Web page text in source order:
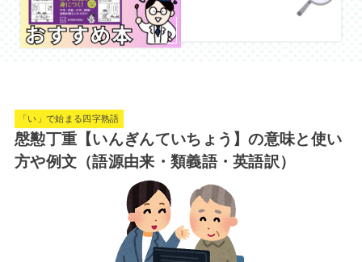
「い」で始まる四字熟語
慇懃丁重【いんぎんていちょう】の意味と使い
方や例文（語源由来・類義語・英語訳）